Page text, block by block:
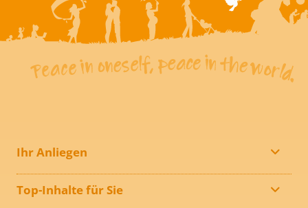
Ihr Anliegen
Top-Inhalte für Sie